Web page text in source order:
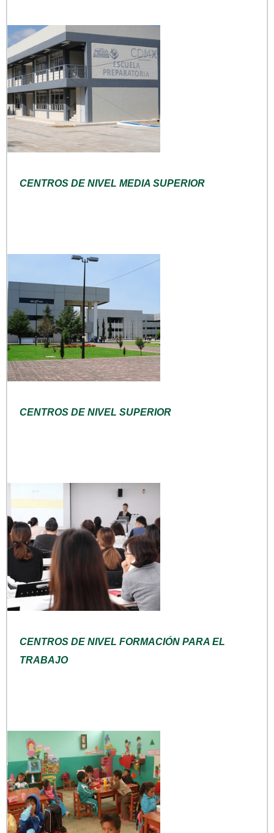
CENTROS DE NIVEL MEDIA SUPERIOR
CENTROS DE NIVEL SUPERIOR
CENTROS DE NIVEL FORMACIÓN PARA EL
TRABAJO